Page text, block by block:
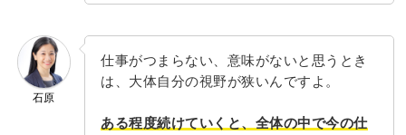
石原
仕事がつまらない、意味がないと思うとき
は、大体自分の視野が狭いんですよ。
ある程度続けていくと、全体の中で今の仕